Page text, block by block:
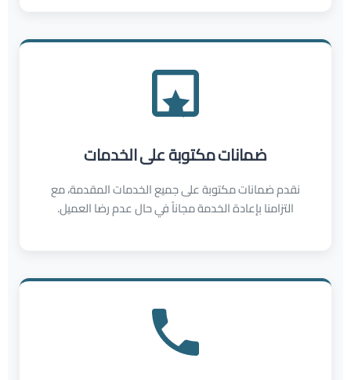
ضمانات مكتوبة على الخدمات
نقدم ضمانات مكتوبة على جميع الخدمات المقدمة، مع
التزامنا بإعادة الخدمة مجاناً في حال عدم رضا العميل.